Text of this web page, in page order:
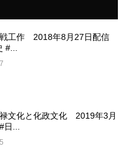
工作 2018年8月27日配信
#...
文化と化政文化 2019年3月
...